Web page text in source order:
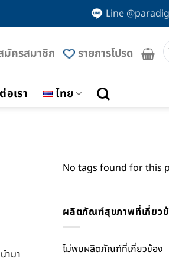
Line
มัครสมาชิก รายการโปรด
อเรา ไทย
ำมา
No tags found for this
ผลิตภัณฑ์สุขภาพที่เกี่ยว
ไม่พบผลิตภัณฑ์ที่เกี่ยวข้อง